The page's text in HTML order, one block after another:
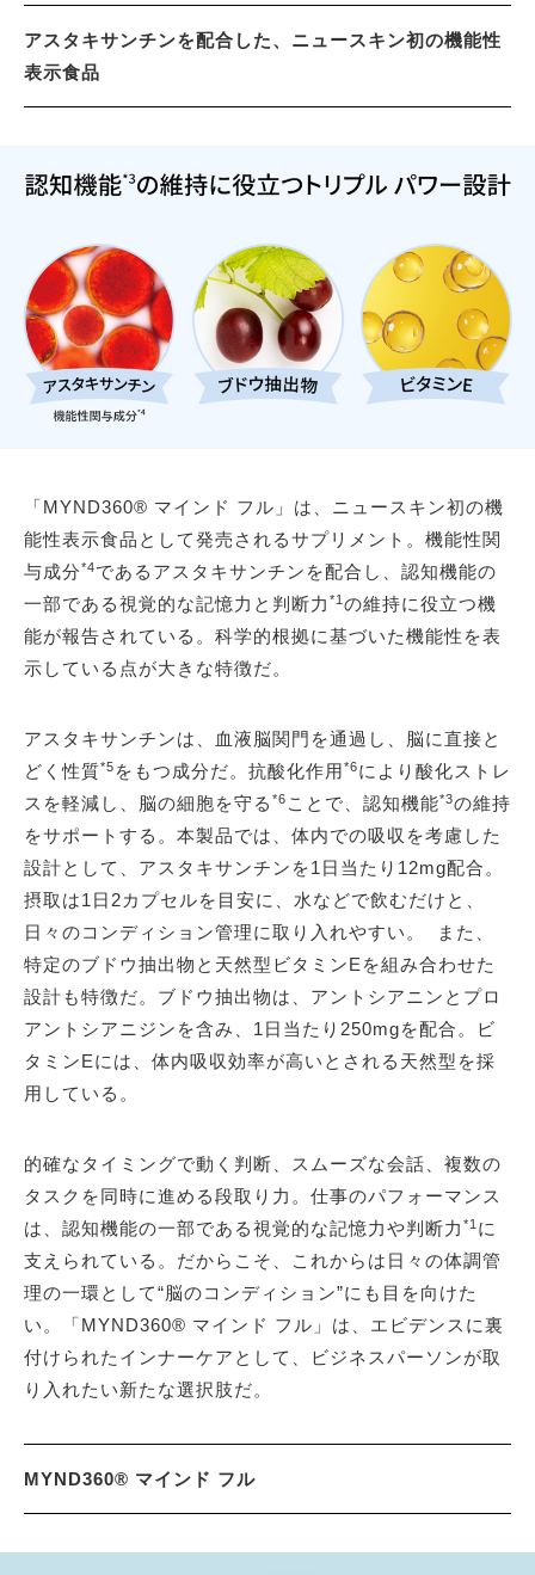
アスタキサンチンを配合した、ニュースキン初の機能性
表示食品
「MYND360® マインド フル」は、ニュースキン初の機
能性表示食品として発売されるサプリメント。機能性関
与成分*4であるアスタキサンチンを配合し、認知機能の
一部である視覚的な記憶力と判断力 *1 の維持に役立つ機
能が報告されている。科学的根拠に基づいた機能性を表
示している点が大きな特徴だ。
アスタキサンチンは、血液脳関門を通過し、脳に直接と
どく性質*5 をもつ成分だ。抗酸化作用 *6により酸化ストレ
スを軽減し、脳の細胞を守る *6 ことで、認知機能*3の維持
をサポートする。本製品では、体内での吸収を考慮した
設計として、アスタキサンチンを1日当たり12mg配合。
摂取は1日2カプセルを目安に、水などで飲むだけと、
日々のコンディション管理に取り入れやすい。 また、
特定のブドウ抽出物と天然型ビタミンEを組み合わせた
設計も特徴だ。ブドウ抽出物は、アントシアニンとプロ
アントシアニジンを含み、1日当たり250mgを配合。ビ
タミンEには、体内吸収効率が高いとされる天然型を採
用している。
的確なタイミングで動く判断、スムーズな会話、複数の
タスクを同時に進める段取り力。仕事のパフォーマンス
は、認知機能の一部である視覚的な記憶力や判断力 *1 に
支えられている。だからこそ、これからは日々の体調管
理の一環として“脳のコンディション”にも目を向けた
い。「MYND360® マインド フル」は、エビデンスに裏
付けられたインナーケアとして、ビジネスパーソンが取
り入れたい新たな選択肢だ。
MYND360® マインド フル